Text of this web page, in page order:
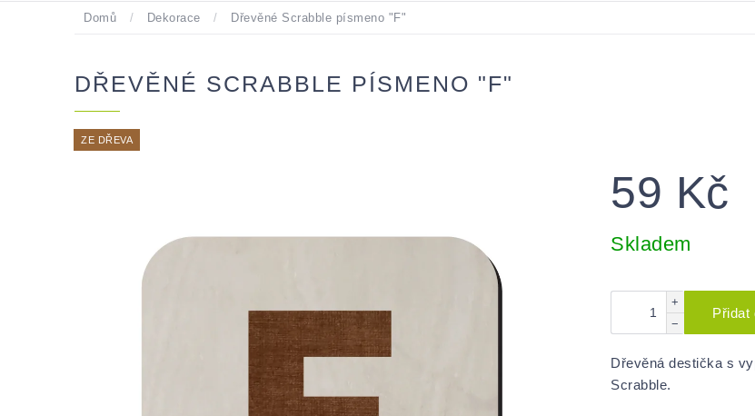
Domů / Dekorace / Dřevěné Scrabble písmeno "F"
DŘEVĚNÉ SCRABBLE PÍSMENO "F"
ZE DŘEVA
59 Kč
cena:
Skladem
+
−
Přidat
Dřevěná destička s
Scrabble.